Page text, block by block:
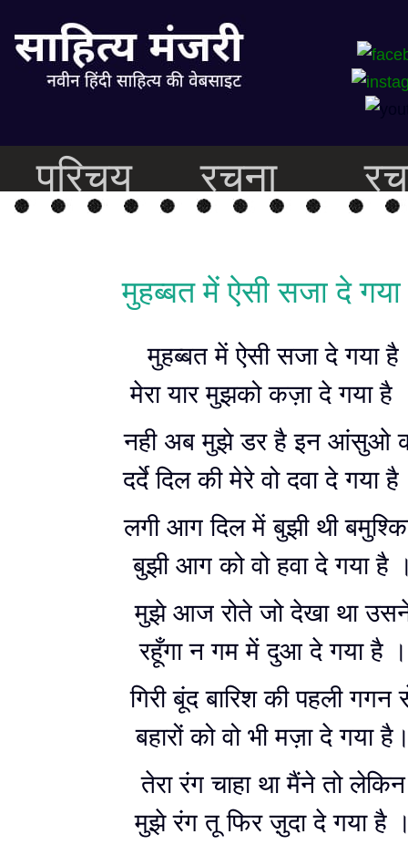
परिचय रचना
मुहब्बत में ऐसी सजा दे
मुहब्बत में ऐसी सजा दे गया है
मेरा यार मुझको कज़ा दे गया है
नही अब मुझे डर है इन आंसुओ
दर्दे दिल की मेरे वो दवा दे गया
लगी आग दिल में बुझी थी
बुझी आग को वो हवा दे गया है
मुझे आज रोते जो देखा था
रहूँगा न गम में दुआ दे गया है ।
गिरी बूंद बारिश की पहली गगन
बहारों को वो भी मज़ा दे गया
तेरा रंग चाहा था मैंने तो लेकिन
मुझे रंग तू फिर ज़ुदा दे गया है